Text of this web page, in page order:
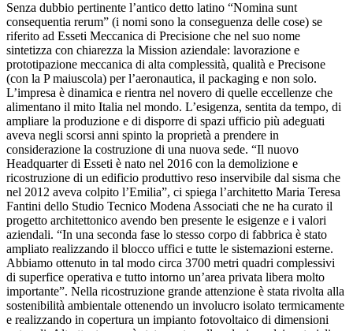
Senza dubbio pertinente l’antico detto latino “Nomina sunt
consequentia rerum” (i nomi sono la conseguenza delle cose) se
riferito ad Esseti Meccanica di Precisione che nel suo nome
sintetizza con chiarezza la Mission aziendale: lavorazione e
prototipazione meccanica di alta complessità, qualità e Precisone
(con la P maiuscola) per l’aeronautica, il packaging e non solo.
L’impresa è dinamica e rientra nel novero di quelle eccellenze che
alimentano il mito Italia nel mondo. L’esigenza, sentita da tempo, di
ampliare la produzione e di disporre di spazi ufficio più adeguati
aveva negli scorsi anni spinto la proprietà a prendere in
considerazione la costruzione di una nuova sede. “Il nuovo
Headquarter di Esseti è nato nel 2016 con la demolizione e
ricostruzione di un edificio produttivo reso inservibile dal sisma che
nel 2012 aveva colpito l’Emilia”, ci spiega l’architetto Maria Teresa
Fantini dello Studio Tecnico Modena Associati che ne ha curato il
progetto architettonico avendo ben presente le esigenze e i valori
aziendali. “In una seconda fase lo stesso corpo di fabbrica è stato
ampliato realizzando il blocco uffici e tutte le sistemazioni esterne.
Abbiamo ottenuto in tal modo circa 3700 metri quadri complessivi
di superfice operativa e tutto intorno un’area privata libera molto
importante”. Nella ricostruzione grande attenzione è stata rivolta alla
sostenibilità ambientale ottenendo un involucro isolato termicamente
e realizzando in copertura un impianto fotovoltaico di dimensioni